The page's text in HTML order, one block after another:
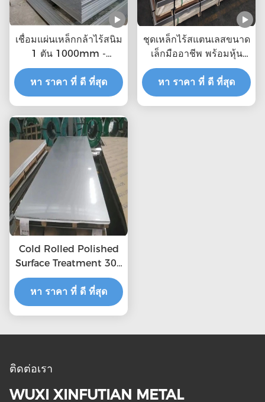
เชื่อมแผ่นเหล็กกล้าไร้สนิม
1 ตัน 1000mm -
6000mm 0.3mm
หา ราคา ที่ ดี ที่สุด
ชุดเหล็กไร้สแตนเลสขนาด
เล็กมืออาชีพ พร้อมหุ้น
ครอบ 2 มม หนา ชุดเหล็ก
ไร้สแตนเลส โรงงาน 321
ชุดเหล็กไร้สแตนเลส
หา ราคา ที่ ดี ที่สุด
Cold Rolled Polished
Surface Treatment 304
2b Stainless Steel
Sheet
หา ราคา ที่ ดี ที่สุด
ติดต่อเรา
WUXI XINFUTIAN METAL